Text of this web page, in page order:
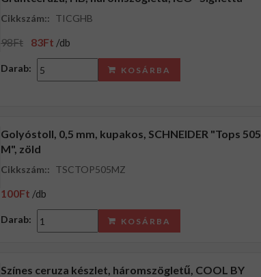
Cikkszám:: TICGHB
98Ft 83Ft /db
Darab: KOSÁRBA
Golyóstoll, 0,5 mm, kupakos, SCHNEIDER "Tops 505
M", zöld
Cikkszám:: TSCTOP505MZ
100Ft /db
Darab: KOSÁRBA
Színes ceruza készlet, háromszögletű, COOL BY